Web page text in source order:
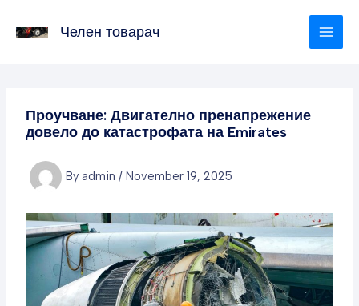
Челен товарач
Проучване: Двигателно пренапрежение
довело до катастрофата на Emirates
By admin / November 19, 2025